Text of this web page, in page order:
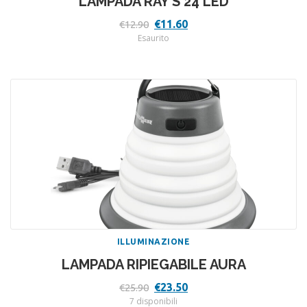
€12.90 Il
prezzo
originale
€11.60Il
Esaurito
ILLUMINAZIONE
LAMPADA RIPIEGABILE AURA
€25.90 Il
prezzo
€23.50Il
7 disponibili